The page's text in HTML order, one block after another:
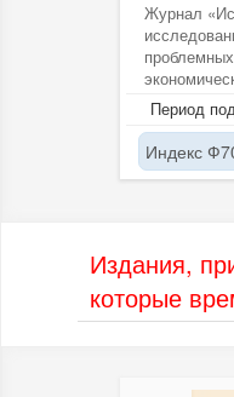
Журнал
Период
Индекс
Издания,
которые